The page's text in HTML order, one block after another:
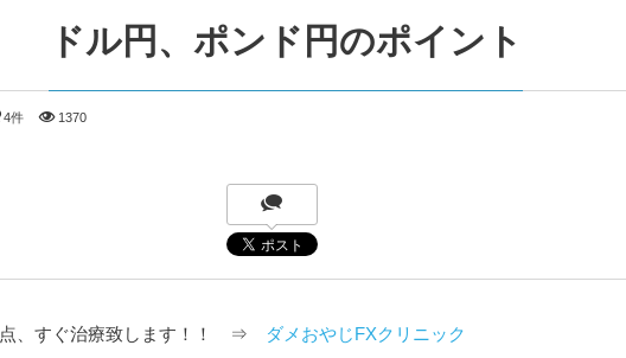
ドル円、ポンド円のポイント
4件 1370
点、すぐ治療致します！！ ⇒
ダメおやじFXクリニック